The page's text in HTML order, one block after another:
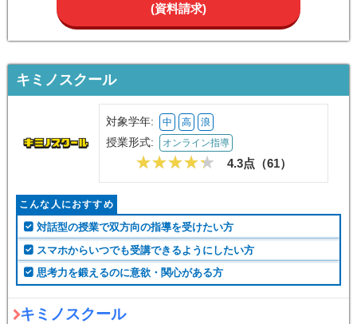
(資料請求)
キミノスクール
対象学年: 中 高 浪
授業形式: オンライン指導
4.3点（61）
こんな人におすすめ
対話型の授業で双方向の指導を受けたい方
スマホからいつでも受講できるようにしたい方
思考力を鍛えるのに意欲・関心がある方
キミノスクール